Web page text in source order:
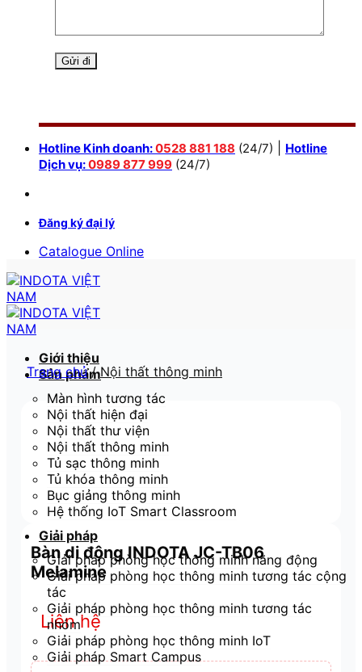
Hotline Kinh doanh:0528 881 188 (24/7)
Hotline
Dịch vụ:0989 877 999 (24/7)
Đăng ký đại lý
Catalogue Online
Giới thiệu
Sản phẩm
Màn hình tương tác
Nội thất hiện đại
Nội thất thư viện
Nội thất thông minh
Tủ sạc thông minh
Tủ khóa thông minh
Bục giảng thông minh
Hệ thống IoT Smart Classroom
Giải pháp
Giải pháp phòng học thông minh năng động
Giải pháp phòng học thông minh tương tác cộng
tác
Giải pháp phòng học thông minh tương tác
nhóm
Giải pháp phòng học thông minh IoT
Giải pháp Smart Campus
Trang chủ / Nội thất thông minh
Bàn di động INDOTA JC-TB06
Melamine
Liên hệ